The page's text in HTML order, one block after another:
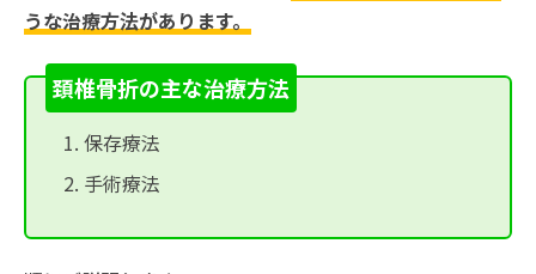
うな治療方法があります。
頚椎骨折の主な治療方法
保存療法
手術療法